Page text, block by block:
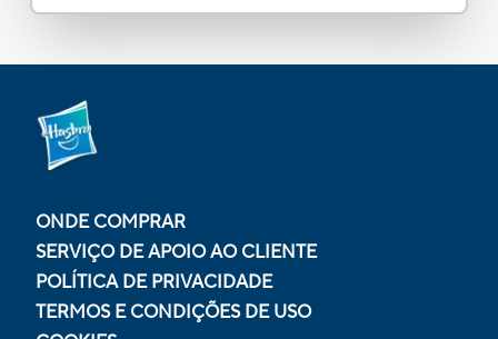
ONDE COMPRAR
SERVIÇO DE APOIO AO CLIENTE
POLÍTICA DE PRIVACIDADE
TERMOS E CONDIÇÕES DE USO